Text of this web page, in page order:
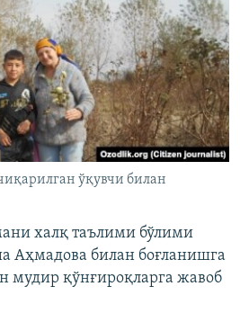
ўқувчи билан
халқ таълими бўлими
Аҳмадова билан боғланишга
мудир қўнғироқларга жавоб